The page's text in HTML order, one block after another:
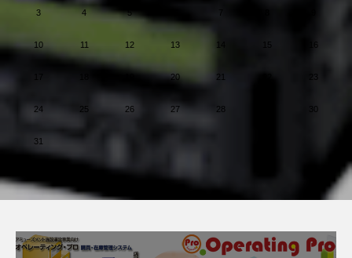
3 4 5 7
10 11 12 13 15
20 21 23
24 25 26 27 28 30
31